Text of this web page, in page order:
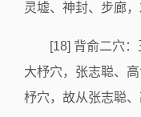
灵墟、神封、步廊，
[18] 背俞二穴
大杼穴，张志聪、
杼穴，故从张志聪、